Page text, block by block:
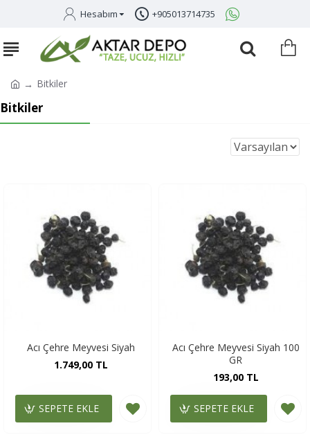
Hesabım +905013714735
Bitkiler
Bitkiler
Acı Çehre Meyvesi Siyah
1.749,00 TL
SEPETE EKLE
Acı Çehre Meyvesi Siyah 100
GR
193,00 TL
SEPETE EKLE